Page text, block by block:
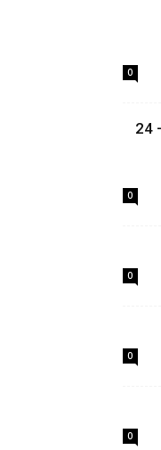
0
מהפכה טכנולוגית בעולמות קניית הרכב – 24
0
0
0
0